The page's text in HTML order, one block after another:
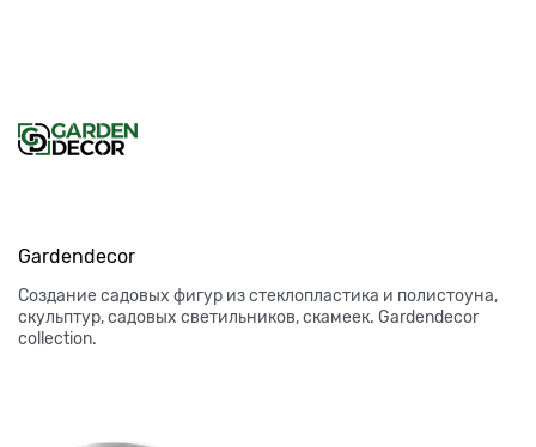
Gardendecor
Создание садовых фигур из стеклопластика и полистоуна,
скульптур, садовых светильников, скамеек. Gardendecor
collection.